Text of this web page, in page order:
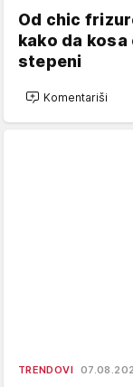
Od chic
kako da
stepeni
Komentariši
TRENDOVI